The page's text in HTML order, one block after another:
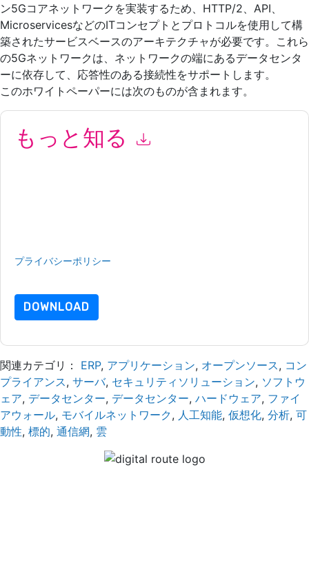
ン5Gコアネットワークを実装するため、HTTP/2、API、
MicroservicesなどのITコンセプトとプロトコルを使用して構
築されたサービスベースのアーキテクチャが必要です。これら
の5Gネットワ​​ークは、ネットワークの端にあるデータセンタ
ーに依存して、応答性のある接続性をサポートします。
このホワイトペーパーには次のものが含まれます。
もっと知る
プライバシーポリシー
DOWNLOAD
関連カテゴリ： ERP, アプリケーション, オープンソース, コン
プライアンス, サーバ, セキュリティソリューション, ソフトウ
ェア, データセンター, データセンター, ハードウェア, ファイ
アウォール, モバイルネットワーク, 人工知能, 仮想化, 分析, 可
動性, 標的, 通信網, 雲